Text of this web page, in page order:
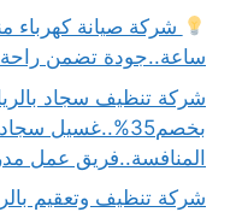
ساعة..جودة تضمن راحة بالك 100%
شركة تنظيف سجاد
بخصم35%..غسيل
المنافسة..فريق عمل مدرب